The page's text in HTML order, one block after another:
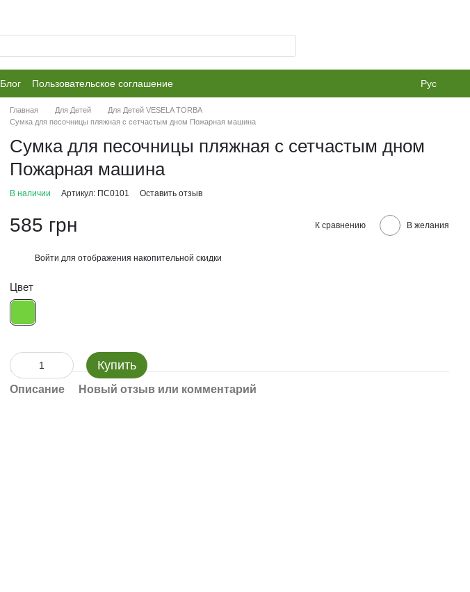
Блог Пользовательское соглашение Рус
Главная Для Детей
Для Детей VESELA TORBA
Сумка для песочницы пляжная с сетчастым дном Пожарная машина
Сумка для песочницы пляжная с сетчастым дном
Пожарная машина
В наличии Артикул: ПС0101 Оставить отзыв
585 грн К сравнению В желания
Войти для отображения накопительной скидки
Цвет
Купить
Описание Новый отзыв или комментарий